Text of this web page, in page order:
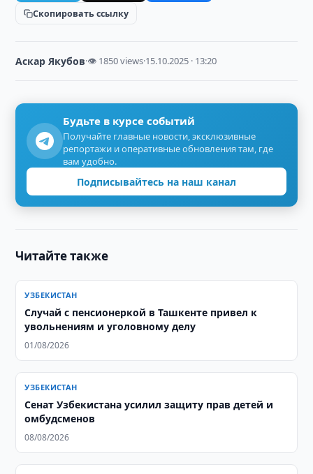
Скопировать ссылку
Аскар Якубов·👁 1850 views·15.10.2025 · 13:20
Будьте в курсе событий
Получайте главные новости, эксклюзивные
репортажи и оперативные обновления там, где
вам удобно.
Подписывайтесь на наш канал
Читайте также
УЗБЕКИСТАН
Случай с пенсионеркой в Ташкенте привел к
увольнениям и уголовному делу
01/08/2026
УЗБЕКИСТАН
Сенат Узбекистана усилил защиту прав детей и
омбудсменов
08/08/2026